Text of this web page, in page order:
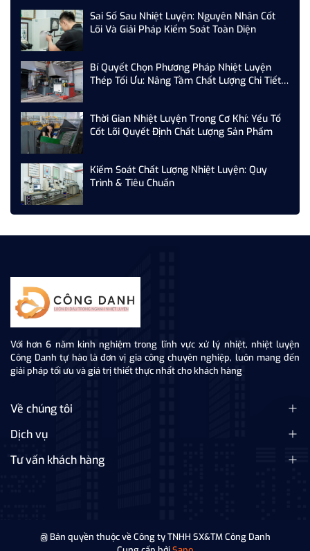
Sai Số Sau Nhiệt Luyện: Nguyên Nhân Cốt
Lõi Và Giải Pháp Kiểm Soát Toàn Diện
Bí Quyết Chọn Phương Pháp Nhiệt Luyện
Thép Tối Ưu: Nâng Tầm Chất Lượng Chi Tiết
Thời Gian Nhiệt Luyện Trong Cơ Khí: Yếu Tố
Cốt Lõi Quyết Định Chất Lượng Sản Phẩm
Kiểm Soát Chất Lượng Nhiệt Luyện: Quy
Trình & Tiêu Chuẩn
Với hơn 6 năm kinh nghiệm trong lĩnh vực xử lý nhiệt, nhiệt luyện
Công Danh tự hào là đơn vị gia công chuyên nghiệp, luôn mang đến
giải pháp tối ưu và giá trị thiết thực nhất cho khách hàng
Về chúng tôi
Dịch vụ
Tư vấn khách hàng
@ Bản quyền thuộc về Công ty TNHH SX&TM Công Danh